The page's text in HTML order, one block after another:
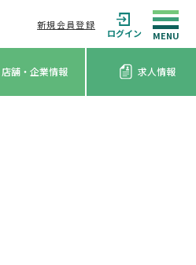
新規会員登録
ログイン
店舗・企業情報 求人情報